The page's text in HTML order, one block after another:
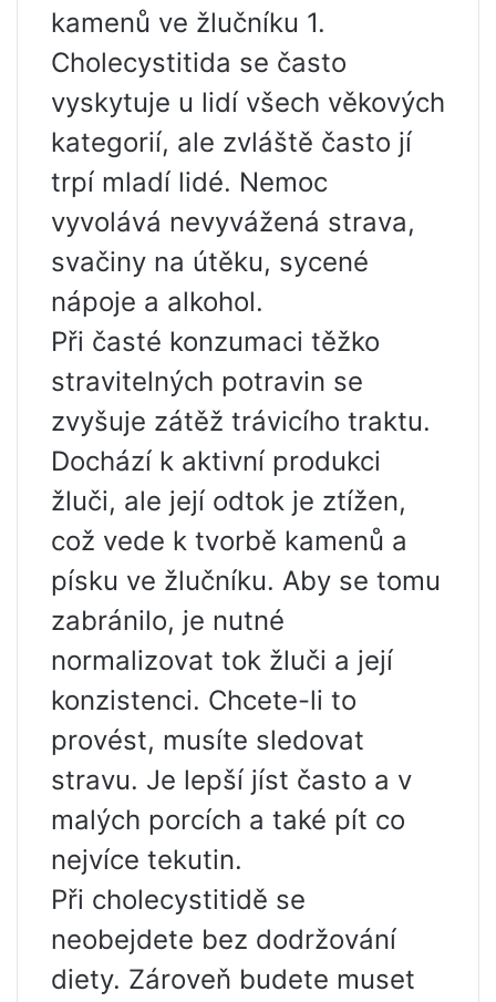
kamenů ve žlučníku 1.
Cholecystitida se často
vyskytuje u lidí všech věkových
kategorií, ale zvláště často jí
trpí mladí lidé. Nemoc
vyvolává nevyvážená strava,
svačiny na útěku, sycené
nápoje a alkohol.
Při časté konzumaci těžko
stravitelných potravin se
zvyšuje zátěž trávicího traktu.
Dochází k aktivní produkci
žluči, ale její odtok je ztížen,
což vede k tvorbě kamenů a
písku ve žlučníku. Aby se tomu
zabránilo, je nutné
normalizovat tok žluči a její
konzistenci. Chcete-li to
provést, musíte sledovat
stravu. Je lepší jíst často a v
malých porcích a také pít co
nejvíce tekutin.
Při cholecystitidě se
neobejdete bez dodržování
diety. Zároveň budete muset